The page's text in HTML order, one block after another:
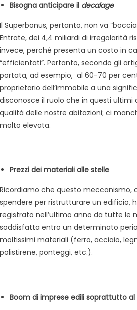
Bisogna anticipare il decalage
Il Superbonus, pertanto, non va
Entrate, dei 4,4 miliardi di irregolarità
invece, perché presenta un costo in
“efficientati”. Pertanto, secondo gli
portata, ad esempio, al 60-70 per
proprietario dell’immobile a una
disconosce il ruolo che in questi ultimi
qualità delle nostre abitazioni; ci
molto elevata.
Prezzi dei materiali alle stelle
Ricordiamo che questo
spendere per ristrutturare un edificio,
registrato nell’ultimo anno da tutte le
soddisfatta entro un determinato
moltissimi materiali (ferro, acciaio,
polistirene, ponteggi, etc.).
Boom di imprese edili soprattutto al